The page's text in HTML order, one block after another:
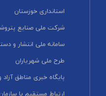
استانداری خوزستان
شرکت ملی صنایع
سامانه ملی انتشار و
طرح ملی شهریاران
پایگاه خبری مناطق آزاد
ارتباط مستقیم با